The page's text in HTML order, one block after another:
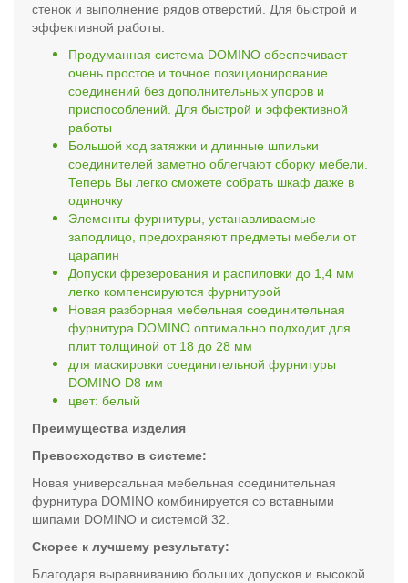
стенок и выполнение рядов отверстий. Для быстрой и
эффективной работы.
Продуманная система DOMINO обеспечивает
очень простое и точное позиционирование
соединений без дополнительных упоров и
приспособлений. Для быстрой и эффективной
работы
Большой ход затяжки и длинные шпильки
соединителей заметно облегчают сборку мебели.
Теперь Вы легко сможете собрать шкаф даже в
одиночку
Элементы фурнитуры, устанавливаемые
заподлицо, предохраняют предметы мебели от
царапин
Допуски фрезерования и распиловки до 1,4 мм
легко компенсируются фурнитурой
Новая разборная мебельная соединительная
фурнитура DOMINO оптимально подходит для
плит толщиной от 18 до 28 мм
для маскировки соединительной фурнитуры
DOMINO D8 мм
цвет: белый
Преимущества изделия
Превосходство в системе:
Новая универсальная мебельная соединительная
фурнитура DOMINO комбинируется со вставными
шипами DOMINO и системой 32.
Скорее к лучшему результату:
Благодаря выравниванию больших допусков и высокой